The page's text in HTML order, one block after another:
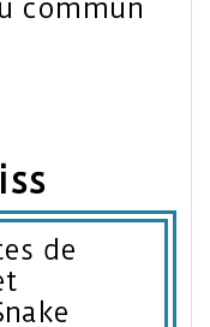
commun
de